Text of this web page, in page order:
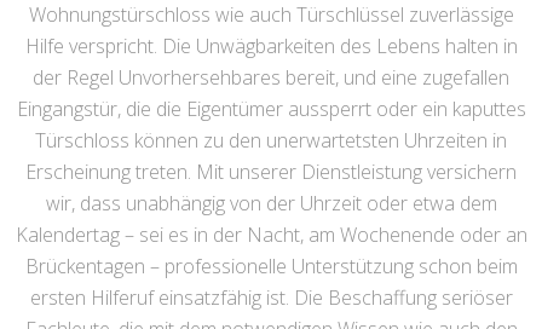
Wohnungstürschloss wie auch Türschlüssel zuverlässige
Hilfe verspricht. Die Unwägbarkeiten des Lebens halten in
der Regel Unvorhersehbares bereit, und eine zugefallen
Eingangstür, die die Eigentümer aussperrt oder ein kaputtes
Türschloss können zu den unerwartetsten Uhrzeiten in
Erscheinung treten. Mit unserer Dienstleistung versichern
wir, dass unabhängig von der Uhrzeit oder etwa dem
Kalendertag – sei es in der Nacht, am Wochenende oder an
Brückentagen – professionelle Unterstützung schon beim
ersten Hilferuf einsatzfähig ist. Die Beschaffung seriöser